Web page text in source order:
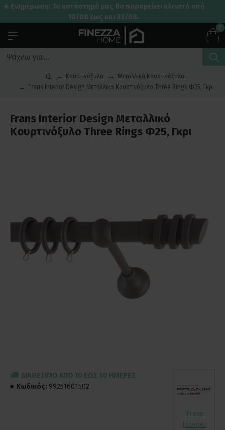
☀️ Ενημέρωση: Το κατάστημά μας θα παραμείνει κλειστό από
10/08 έως και 23/08.
0
Κουρτινόξυλα
Μεταλλικά Κουρτινόξυλα
Frans Interior Design Μεταλλικό Κουρτινόξυλο Three Rings Φ25, Γκρι
Frans Interior Design Μεταλλικό
Κουρτινόξυλο Three Rings Φ25, Γκρι
ΔΙΑΘΈΣΙΜΟ ΑΠΌ 10 ΈΩΣ 30 ΗΜΈΡΕΣ
Κωδικός: 99251601502
Frans
Interior